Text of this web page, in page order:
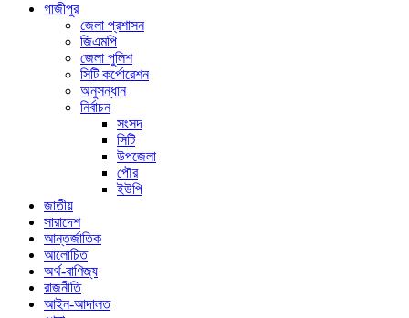
গাজীপুর
জেলা প্রশাসন
জিএমপি
জেলা পুলিশ
সিটি কর্পোরেশন
অনুসন্ধান
নির্বাচন
সংসদ
সিটি
উপজেলা
পৌর
ইউপি
জাতীয়
সারাদেশ
আন্তর্জাতিক
আলোচিত
অর্থ-বাণিজ্য
রাজনীতি
আইন-আদালত